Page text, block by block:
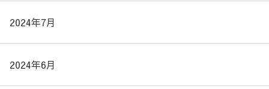
2024年7月
2024年6月